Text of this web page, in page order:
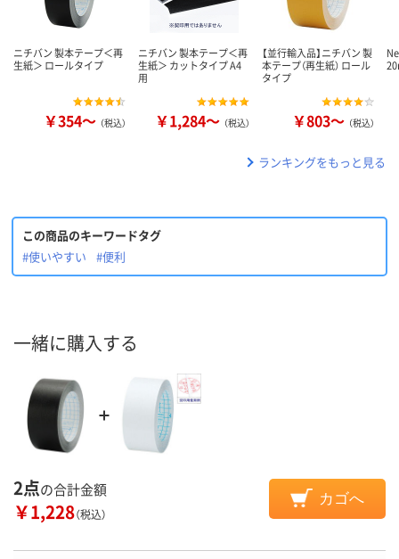
ニチバン 製本テープ＜再
生紙＞ ロールタイプ
￥354～ （税込）
ニチバン 製本テープ＜再
生紙＞ カットタイプ A4
用
￥1,284～ （税込）
【並行輸入品】ニチバン 製
本テープ（再生紙） ロール
タイプ
￥803～ （税込）
ランキングをもっと見る
この商品のキーワードタグ
#使いやすい
#便利
一緒に購入する
2点の合計金額
￥1,228（税込）
カゴへ